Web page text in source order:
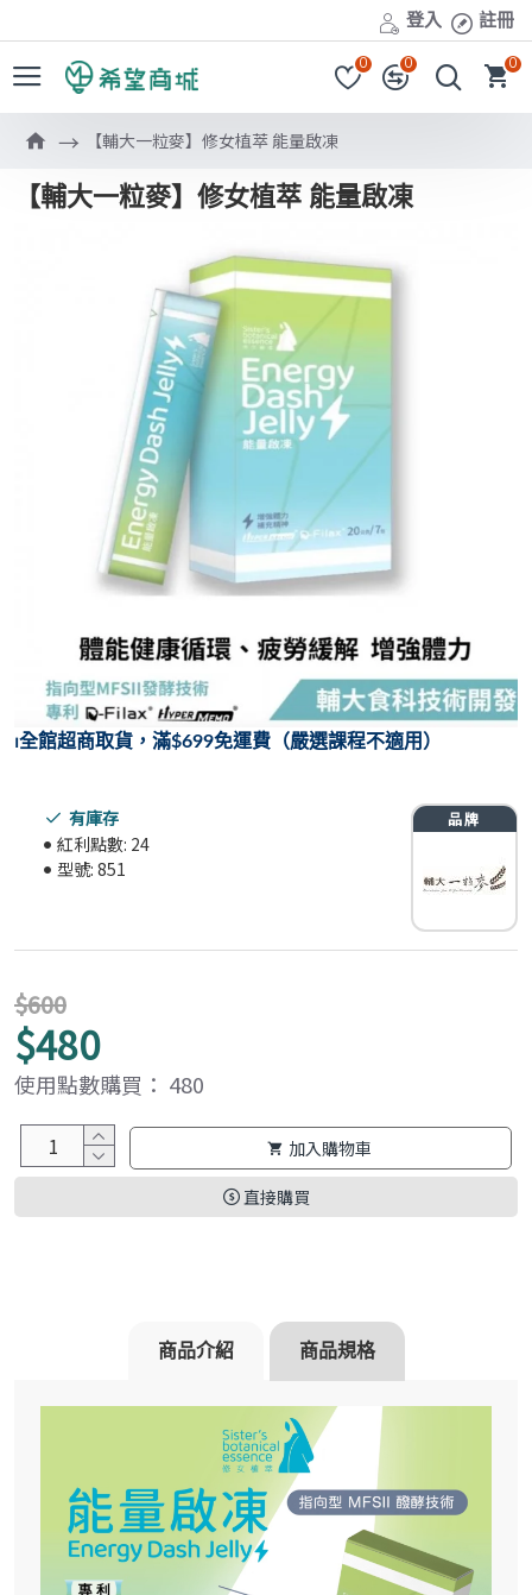
登入 註冊
0 0 0
【輔大一粒麥】修女植萃 能量啟凍
【輔大一粒麥】修女植萃 能量啟凍
⏐全館超商取貨，滿$699免運費（嚴選課程不適用）
有庫存
紅利點數: 24
型號: 851
$480
$600
使用點數購買： 480
加入購物車
直接購買
商品介紹 商品規格